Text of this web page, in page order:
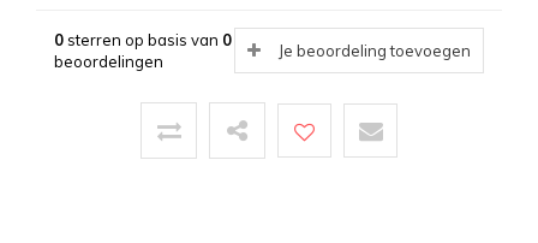
0sterren op basis van 0
beoordelingen
Je beoordeling toevoegen